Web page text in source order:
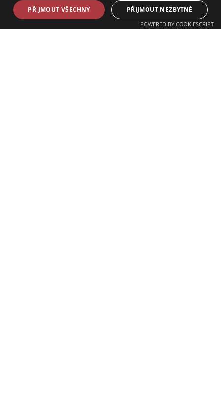
PŘIJMOUT VŠECHNY PŘIJMOUT NEZBYTNÉ
POWERED BY COOKIESCRIPT